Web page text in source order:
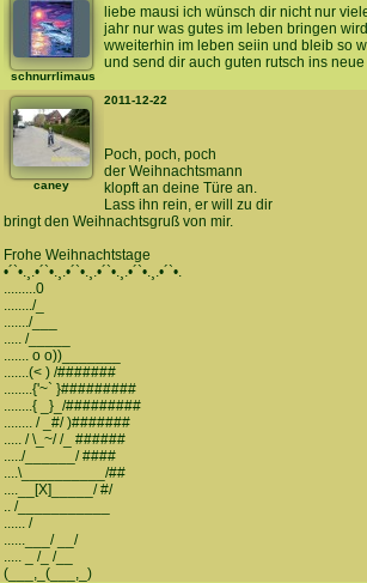
schnurrlimaus
liebe mausi ich wünsch dir nicht nur
jahr nur was gutes im leben bringen
wweiterhin im leben seiin und bleib so
und send dir auch guten rutsch ins
caney
2011-12-22
Poch, poch, poch
der Weihnachtsmann
klopft an deine Türe an.
Lass ihn rein, er will zu dir
bringt den Weihnachtsgruß von mir.
Frohe Weihnachtstage
•´`•.¸.•´`•.¸.•´`•.¸.•´`•.¸.•´`•.¸.•´`•.
.........0
......../_
......./___
..... /_____
....... o o))_______
.......(< ) /#######
........{'~` }#########
........{ _}_/#########
........ / _#/ )#######
..... / \_~/ /_ ######
...../______/ ####
....\__________/##
....__[X]_____/ #/
.. /___________
...... /
......___/ __/
..... _ /_ /__
(___,_(___,_)